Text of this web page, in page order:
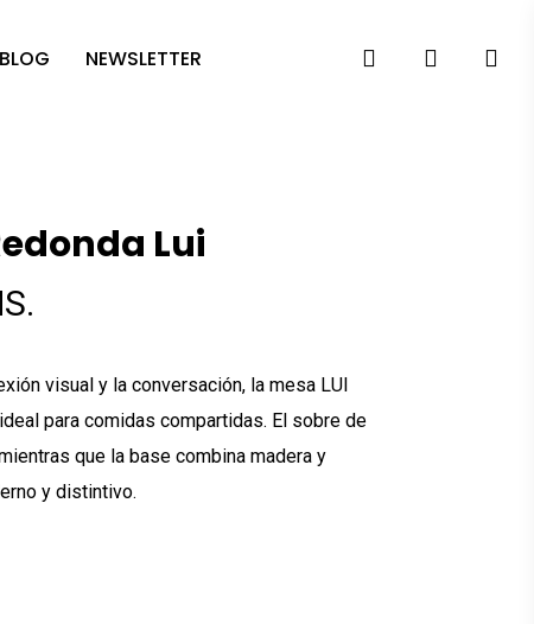
NEWSLETTER search account
Lui
visual y la conversación, la mesa LUI
para comidas compartidas. El sobre de
que la base combina madera y
y distintivo.